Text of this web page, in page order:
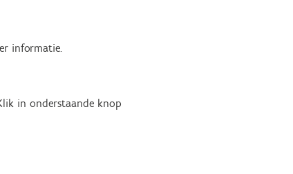
informatie.
in onderstaande knop